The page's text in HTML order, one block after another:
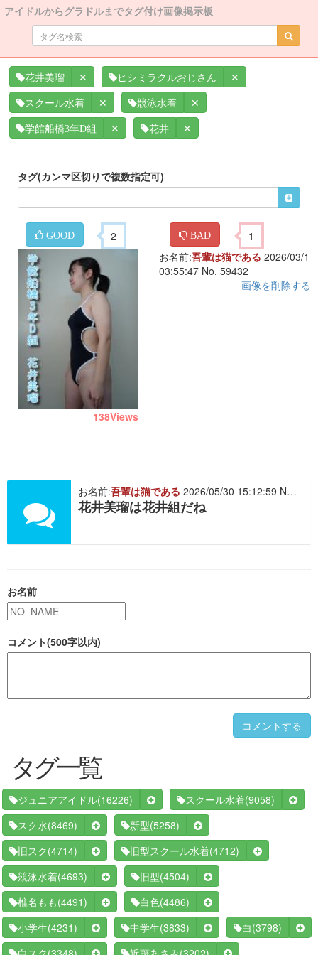
アイドルからグラドルまでタグ付け画像掲示板
花井美瑠 ✕ ヒシミラクルおじさん ✕
スクール水着 ✕ 競泳水着 ✕
学館船橋3年D組 ✕ 花井 ✕
タグ(カンマ区切りで複数指定可)
GOOD 2 BAD 1
138Views
お名前:吾輩は猫である 2026/03/1
03:55:47 No. 59432
画像を削除する
お名前:吾輩は猫である 2026/05/30 15:12:59 NO. 515408
花井美瑠は花井組だね
お名前
コメント(500字以内)
コメントする
タグ一覧
ジュニアアイドル(16226) スクール水着(9058)
スク水(8469) 新型(5258)
旧スク (4714) 旧型スクール水着(4712)
競泳水着(4693) 旧型(4504)
椎名もも (4491) 白色(4486)
小学生(4231) 中学生(3833) 白 (3798)